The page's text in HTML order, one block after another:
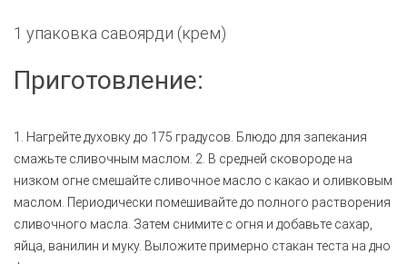
1 упаковка савоярди (крем)
Приготовление:
1. Нагрейте духовку до 175 градусов. Блюдо для запекания
смажьте сливочным маслом. 2. В средней сковороде на
низком огне смешайте сливочное масло с какао и оливковым
маслом. Периодически помешивайте до полного растворения
сливочного масла. Затем снимите с огня и добавьте сахар,
яйца, ванилин и муку. Выложите примерно стакан теста на дно